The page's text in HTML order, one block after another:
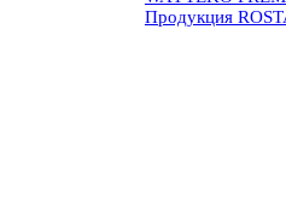
Продукция